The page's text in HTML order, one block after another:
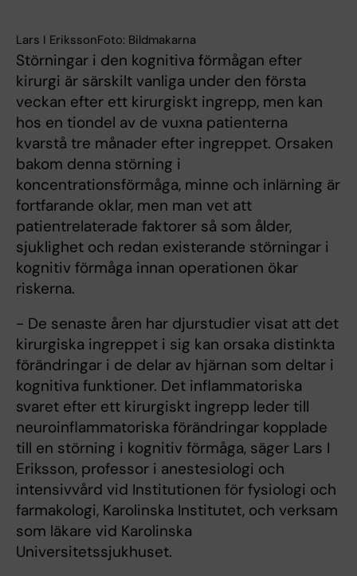
Lars I ErikssonFoto: Bildmakarna
Störningar i den kognitiva förmågan efter
kirurgi är särskilt vanliga under den första
veckan efter ett kirurgiskt ingrepp, men kan
hos en tiondel av de vuxna patienterna
kvarstå tre månader efter ingreppet. Orsaken
bakom denna störning i
koncentrationsförmåga, minne och inlärning är
fortfarande oklar, men man vet att
patientrelaterade faktorer så som ålder,
sjuklighet och redan existerande störningar i
kognitiv förmåga innan operationen ökar
riskerna.
- De senaste åren har djurstudier visat att det
kirurgiska ingreppet i sig kan orsaka distinkta
förändringar i de delar av hjärnan som deltar i
kognitiva funktioner. Det inflammatoriska
svaret efter ett kirurgiskt ingrepp leder till
neuroinflammatoriska förändringar kopplade
till en störning i kognitiv förmåga, säger Lars I
Eriksson, professor i anestesiologi och
intensivvård vid Institutionen för fysiologi och
farmakologi, Karolinska Institutet, och verksam
som läkare vid Karolinska
Universitetssjukhuset.